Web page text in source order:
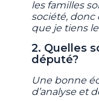
les familles
société, donc
que je tiens
2. Quelles
député?
Une bonne
d’analyse et